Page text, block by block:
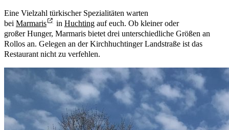
Eine Vielzahl türkischer Spezialitäten warten
bei Marmaris in Huchtingauf euch. Ob kleiner oder
großer Hunger, Marmaris bietet drei unterschiedliche Größen an
Rollos an. Gelegen an der Kirchhuchtinger Landstraße ist das
Restaurant nicht zu verfehlen.